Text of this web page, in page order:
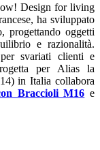
Design for living
ha sviluppato
progettando oggetti
e razionalità.
svariati clienti e
per Alias la
in Italia collabora
Braccioli M16 e